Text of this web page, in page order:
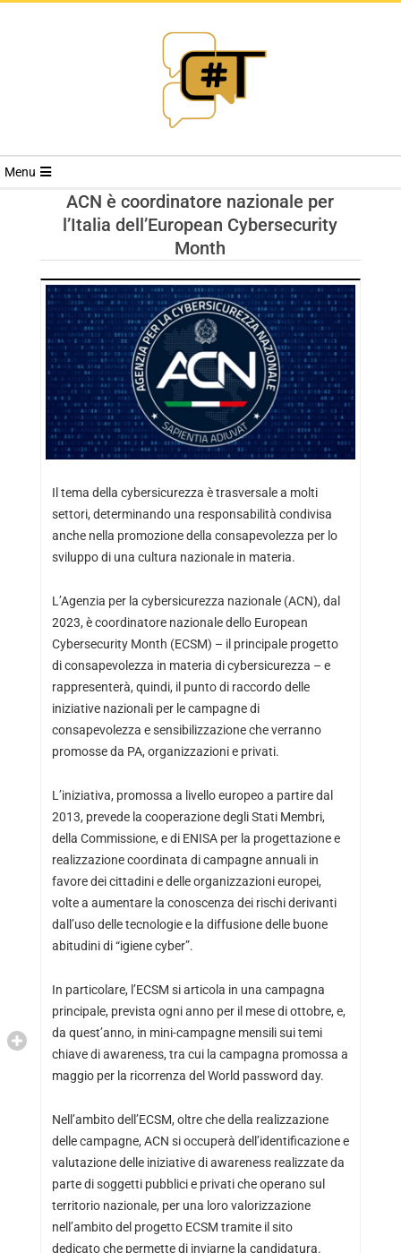
RIVISTA
TRENDS
Menu
ACN è coordinatore nazionale per
l’Italia dell’European Cybersecurity
Month
Il tema della cybersicurezza è trasversale a molti
settori, determinando una responsabilità condivisa
anche nella promozione della consapevolezza per lo
sviluppo di una cultura nazionale in materia.
L’Agenzia per la cybersicurezza nazionale (ACN), dal
2023, è coordinatore nazionale dello European
Cybersecurity Month (ECSM) – il principale progetto
di consapevolezza in materia di cybersicurezza – e
rappresenterà, quindi, il punto di raccordo delle
iniziative nazionali per le campagne di
consapevolezza e sensibilizzazione che verranno
promosse da PA, organizzazioni e privati.
L’iniziativa, promossa a livello europeo a partire dal
2013, prevede la cooperazione degli Stati Membri,
della Commissione, e di ENISA per la progettazione e
realizzazione coordinata di campagne annuali in
favore dei cittadini e delle organizzazioni europei,
volte a aumentare la conoscenza dei rischi derivanti
dall’uso delle tecnologie e la diffusione delle buone
abitudini di “igiene cyber”.
In particolare, l’ECSM si articola in una campagna
principale, prevista ogni anno per il mese di ottobre, e,
da quest’anno, in mini-campagne mensili sui temi
chiave di awareness, tra cui la campagna promossa a
maggio per la ricorrenza del World password day.
Nell’ambito dell’ECSM, oltre che della realizzazione
delle campagne, ACN si occuperà dell’identificazione e
valutazione delle iniziative di awareness realizzate da
parte di soggetti pubblici e privati che operano sul
territorio nazionale, per una loro valorizzazione
nell’ambito del progetto ECSM tramite il sito
dedicatoche permette di inviarne la candidatura.